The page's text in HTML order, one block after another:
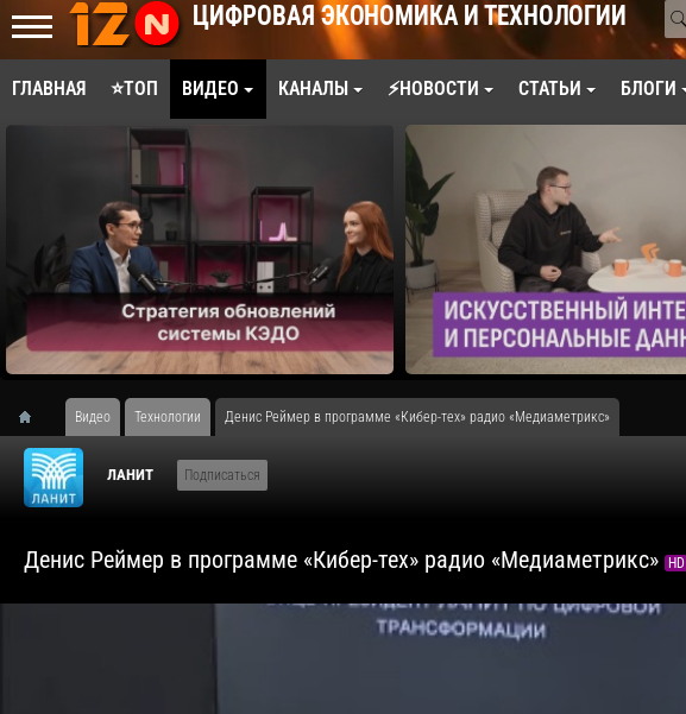
ЦИФРОВАЯ ЭКОНОМИКА И ТЕХНОЛОГИИ
ГЛАВНАЯ ⭐ТОП ВИДЕО КАНАЛЫ ⚡НОВОСТИ СТАТЬИ БЛОГИ
Видео Технологии Денис Реймер в программе «Кибер-тех» радио «Медиаметрикс»
ЛАНИТ Подписаться
Денис Реймер в программе «Кибер-тех» радио «Медиаметрикс» HD